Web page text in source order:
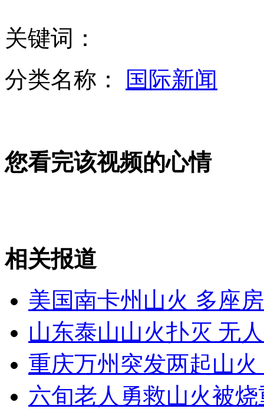
美国南卡州山火 多座房屋被毁
成龙影迷试身手 车顶奔跑毁车被拘留
山西运城恶犬咬伤多人 警民合力深夜将其击毙
女孩北京地铁殴打老人 痛下狠手拳打脚踢
无痛分娩是否安全 医生回应
关键词：
分类名称：
国际新闻
您看完该视频的心情
相关报道
美国南卡州山火 多座
山东泰山山火扑灭 无
重庆万州突发两起山
六旬老人勇救山火被烧